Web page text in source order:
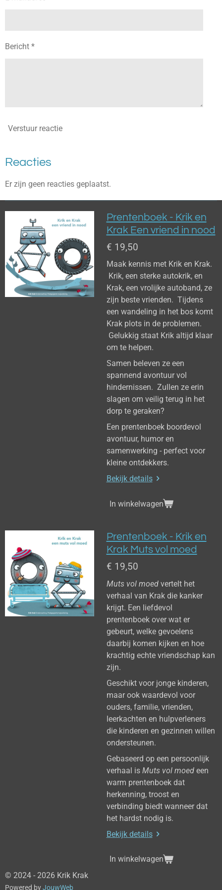
Bericht *
Verstuur reactie
Reacties
Er zijn geen reacties geplaatst.
Prentenboek - Krik en
Krak Een vriend in nood
€ 19,50
Maak kennis met Krik en Krak.
Krik, een sterke autokrik, en
Krak, een vrolijke autoband, ze
zijn beste vrienden. Tijdens
een wandeling in het bos komt
Krak plots in de problemen.
Gelukkig staat Krik altijd klaar
om te helpen.
Samen beleven ze een
spannend avontuur vol
hindernissen. Zullen ze erin
slagen om veilig terug in het
dorp te geraken?
Een prentenboek boordevol
avontuur, humor en
samenwerking - perfect voor
kleine ontdekkers.
Bekijk details
In winkelwagen
Prentenboek - Krik en
Krak Muts vol moed
€ 19,50
Muts vol moedvertelt het
verhaal van Krak die kanker
krijgt. Een liefdevol
prentenboek over wat er
gebeurt, welke gevoelens
daarbij komen kijken en hoe
krachtig echte vriendschap kan
zijn.
Geschikt voor jonge kinderen,
maar ook waardevol voor
ouders, familie, vrienden,
leerkachten en hulpverleners
die kinderen en gezinnen willen
ondersteunen.
Gebaseerd op een persoonlijk
verhaal is Muts vol moedeen
warm prentenboek dat
herkenning, troost en
verbinding biedt wanneer dat
het hardst nodig is.
Bekijk details
In winkelwagen
© 2024 - 2026 Krik Krak
Powered byJouwWeb